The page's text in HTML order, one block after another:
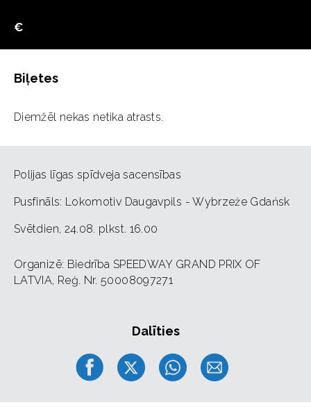
€
Biļetes
Diemžēl nekas netika atrasts.
Polijas līgas spīdveja sacensības
Pusfināls: Lokomotiv Daugavpils - Wybrzeże Gdańsk
Svētdien, 24.08. plkst. 16.00
Organizē: Biedrība SPEEDWAY GRAND PRIX OF
LATVIA, Reģ. Nr. 50008097271
Dalīties